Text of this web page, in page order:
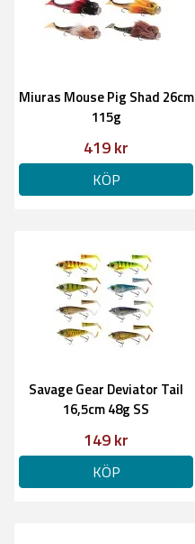
Miuras Mouse Pig Shad 26cm
115g
419 kr
KÖP
Savage Gear Deviator Tail
16,5cm 48g SS
149 kr
KÖP